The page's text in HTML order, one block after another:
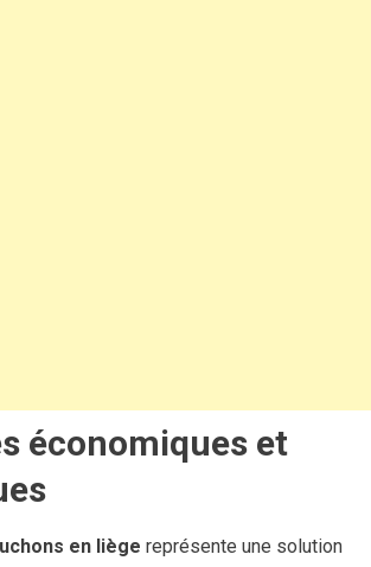
économiques et
en liège représente une solution